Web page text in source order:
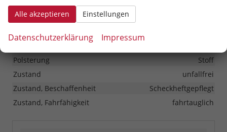
Kilometerstand
Lackierung
Leergewicht
Polsterung
Stoff
Zustand
unfallfrei
Zustand, Beschaffenheit
Scheckheftgepflegt
Zustand, Fahrfähigkeit
fahrtauglich
Alle akzeptieren Einstellungen
Datenschutzerklärung Impressum